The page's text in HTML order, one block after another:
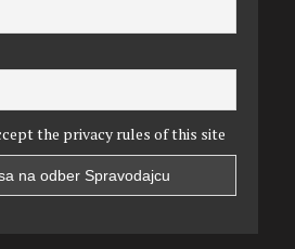
the privacy rules of this site